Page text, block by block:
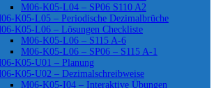
M06-K05-L04 – SP06 S110 A2
K05-L05 – Periodische Dezimalbrüche
K05-L06 – Lösungen Checkliste
M06-K05-L06 – S115 A-6
M06-K05-L06 – SP06 – S115 A-1
K05-U01 – Planung
K05-U02 – Dezimalschreibweise
M06-K05-I04 – Interaktive Übungen